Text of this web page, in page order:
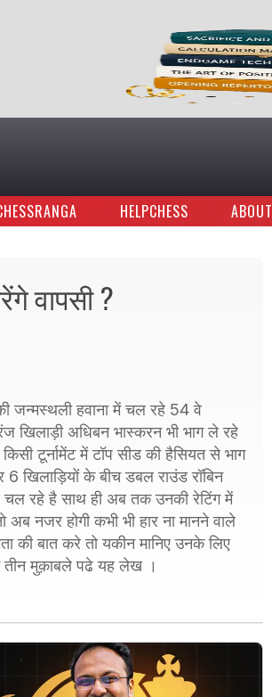
HELPCHESS ABOUT
वापसी ?
जन्मस्थली हवाना में चल रहे 54 वे
खिलाड़ी अधिबन भास्करन भी भाग ले रहे
टूर्नामेंट में टॉप सीड की हैसियत से भाग
खिलाड़ियों के बीच डबल राउंड रॉबिन
चल रहे है साथ ही अब तक उनकी रेटिंग में
नजर होगी कभी भी हार ना मानने वाले
की बात करे तो यकीन मानिए उनके लिए
तीन मुक़ाबले पढे यह लेख ।